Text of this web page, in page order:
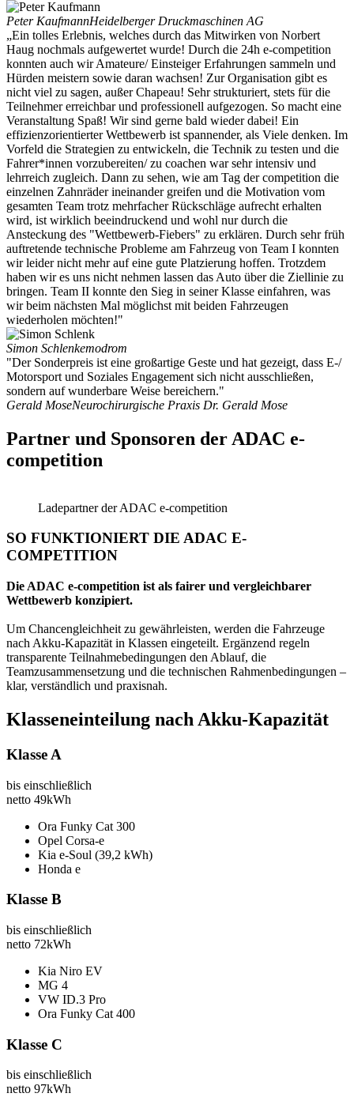
Peter KaufmannHeidelberger Druckmaschinen AG
„Ein tolles Erlebnis, welches durch das Mitwirken von Norbert
Haug nochmals aufgewertet wurde! Durch die 24h e-competition
konnten auch wir Amateure/ Einsteiger Erfahrungen sammeln und
Hürden meistern sowie daran wachsen! Zur Organisation gibt es
nicht viel zu sagen, außer Chapeau! Sehr strukturiert, stets für die
Teilnehmer erreichbar und professionell aufgezogen. So macht eine
Veranstaltung Spaß! Wir sind gerne bald wieder dabei! Ein
effizienzorientierter Wettbewerb ist spannender, als Viele denken. Im
Vorfeld die Strategien zu entwickeln, die Technik zu testen und die
Fahrer*innen vorzubereiten/ zu coachen war sehr intensiv und
lehrreich zugleich. Dann zu sehen, wie am Tag der competition die
einzelnen Zahnräder ineinander greifen und die Motivation vom
gesamten Team trotz mehrfacher Rückschläge aufrecht erhalten
wird, ist wirklich beeindruckend und wohl nur durch die
Ansteckung des "Wettbewerb-Fiebers" zu erklären. Durch sehr früh
auftretende technische Probleme am Fahrzeug von Team I konnten
wir leider nicht mehr auf eine gute Platzierung hoffen. Trotzdem
haben wir es uns nicht nehmen lassen das Auto über die Ziellinie zu
bringen. Team II konnte den Sieg in seiner Klasse einfahren, was
wir beim nächsten Mal möglichst mit beiden Fahrzeugen
wiederholen möchten!"
Simon Schlenkemodrom
"Der Sonderpreis ist eine großartige Geste und hat gezeigt, dass E-/
Motorsport und Soziales Engagement sich nicht ausschließen,
sondern auf wunderbare Weise bereichern."
Gerald MoseNeurochirurgische Praxis Dr. Gerald Mose
Partner und Sponsoren der ADAC e-
competition
Ladepartner der ADAC e-competition
SO FUNKTIONIERT DIE ADAC E-
COMPETITION
Die ADAC e‑competition ist als fairer und vergleichbarer
Wettbewerb konzipiert.
Um Chancengleichheit zu gewährleisten, werden die Fahrzeuge
nach Akku‑Kapazität in Klassen eingeteilt. Ergänzend regeln
transparente Teilnahmebedingungen den Ablauf, die
Teamzusammensetzung und die technischen Rahmenbedingungen –
klar, verständlich und praxisnah.
Klasseneinteilung nach Akku-Kapazität
Klasse A
bis einschließlich
netto 49kWh
Ora Funky Cat 300
Opel Corsa-e
Kia e-Soul (39,2 kWh)
Honda e
Klasse B
bis einschließlich
netto 72kWh
Kia Niro EV
MG 4
VW ID.3 Pro
Ora Funky Cat 400
Klasse C
bis einschließlich
netto 97kWh